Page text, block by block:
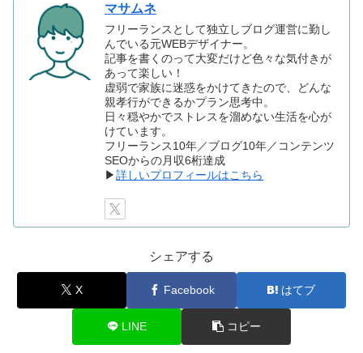
マサムネ
フリーランスとして独立しブログ運営に勤し
んでいる元WEBデザイナー。
記事を書くのって大変だけど色々な気付きが
あって楽しい！
虚弱で家族に迷惑をかけてきたので、どんな
親孝行ができるかプラン思考中。
日々穏やかでストレスを溜めない生活を心が
けています。
フリーランス10年／ブログ10年／コンテンツ
SEOからの月収6桁達成
▶詳しいプロフィールはこちら
シェアする
X Facebook はてブ
LINE コピー